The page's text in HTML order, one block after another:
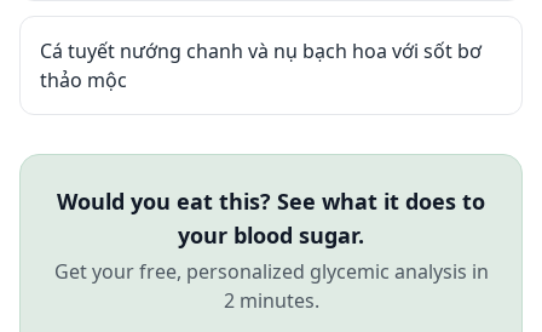
Cá tuyết nướng chanh và nụ bạch hoa với sốt bơ
thảo mộc
Would you eat this? See what it does to
your blood sugar.
Get your free, personalized glycemic analysis in
2 minutes.